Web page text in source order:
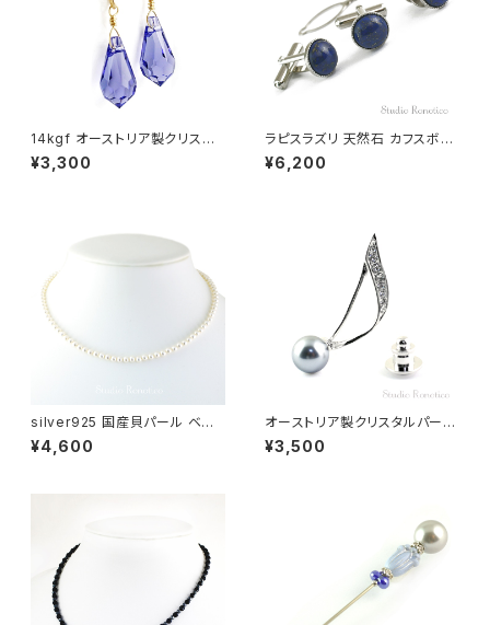
14kgf オーストリア製クリスタ
ル タンザナイトカラーしずく ピ
アス pi-116ms
¥3,300
ラピスラズリ 天然石 カフスボタ
ン &タイタック kf-14
¥6,200
silver925 国産貝パール ベビ
ーパールネックレス４ｍｍ 40c
m＋アジャスター bn-43
¥4,600
オーストリア製クリスタルパール
10ｍｍ 音符の ピンブローチ ラ
ペルピン ブートニエール グレー
¥3,500